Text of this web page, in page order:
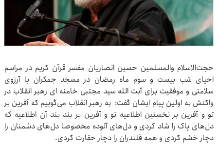
حجت‌الاسلام والمسلمین حسین انصاریان مفسر قرآن کریم در مراسم
احیای شب بیست و سوم ماه رمضان در مسجد جمکران با آرزوی
سلامتی و موفقیت برای آیت الله سید مجتبی خامنه ای رهبر انقلاب در
واکنش به اولین پیام ایشان گفت: به رهبر انقلاب می‌گوییم که آفرین بر
تو و آفرین بر نخستین اطلاعیه تو و آفرین بر بند بند آن اطلاعیه که
دل‌های پاک را شاد کردی و دل‌های آلوده مخصوصا دل‌های دشمنان را
دچار خشم کردی و همه قلندران را دچار حقارت کردی.